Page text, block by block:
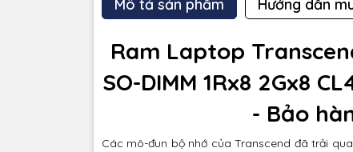
Mô tả sản phẩm Hướng dẫn
Ram Laptop
SO-DIMM 1Rx8 2Gx8
- Bảo
Các mô-đun bộ nhớ của Transcend đã trải